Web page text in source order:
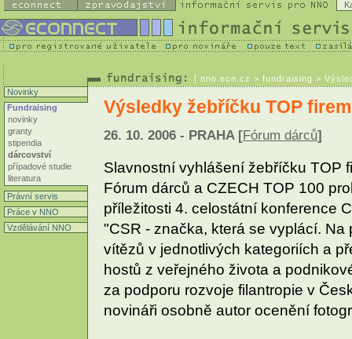
[ nno.ecn.cz > fundraising >
Novinky
Fundraising
novinky
granty
stipendia
dárcovství
případové studie
literatura
Právní servis
Práce v NNO
Vzdělávání NNO
Výsledky žebříčku TOP
26. 10. 2006 - PRAHA [Fórum dárců]
Slavnostní vyhlášení žebříčku TOP
Fórum dárců a CZECH TOP 100
příležitosti 4. celostátní konference
"CSR - značka, která se vyplácí.
vítězů v jednotlivých kategoriích a
hostů z veřejného života a
za podporu rozvoje filantropie v
novináři osobně autor ocenění